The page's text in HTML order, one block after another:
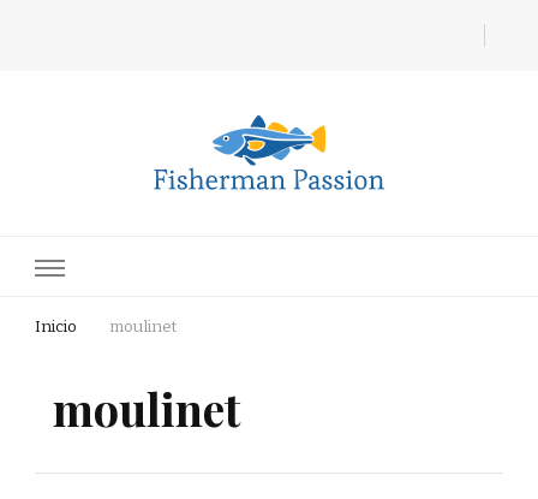
Inicio moulinet
moulinet